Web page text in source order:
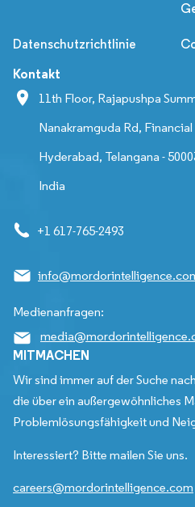
Datenschutzrichtlinie
Kontakt
11th Floor, Rajapushpa
Nanakramguda Rd,
Hyderabad, Telangana -
India
+1 617-765-2493
Medienanfragen:
MITMACHEN
Wir sind immer auf der Suche
die über ein außergewöhnliches
Problemlösungsfähigkeit und
Interessiert? Bitte mailen Sie uns.
careers@mordorintelligence.com